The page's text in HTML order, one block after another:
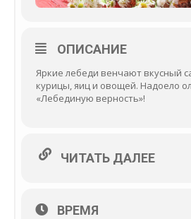
ОПИСАНИЕ
Яркие лебеди венчают вкусный
курицы, яиц и овощей. Надоело
«Лебединую верность»!
ЧИТАТЬ ДАЛЕЕ
ВРЕМЯ